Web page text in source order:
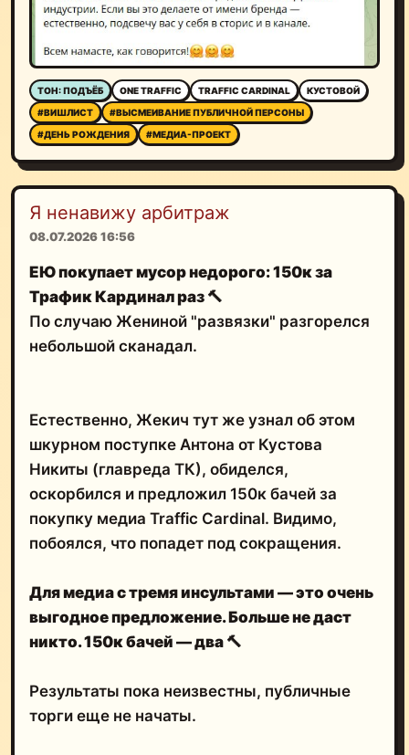
ТОН: ПОДЪЁБ ONE TRAFFIC TRAFFIC CARDINAL
КУСТОВОЙ
#ВИШЛИСТ
#ВЫСМЕИВАНИЕ ПУБЛИЧНОЙ ПЕРСОНЫ
#ДЕНЬ РОЖДЕНИЯ
#МЕДИА-ПРОЕКТ
Я ненавижу арбитраж
08.07.2026 16:56
ЕЮ покупает мусор недорого: 150к за
Трафик Кардинал раз 🔨
По случаю Жениной "развязки" разгорелся
небольшой сканадал.
Естественно, Жекич тут же узнал об этом
шкурном поступке Антона от Кустова
Никиты (главреда ТК), обиделся,
оскорбился и предложил 150к бачей за
покупку медиа Traffic Cardinal. Видимо,
побоялся, что попадет под сокращения.
Для медиа с тремя инсультами — это очень
выгодное предложение. Больше не даст
никто. 150к бачей — два 🔨
Результаты пока неизвестны, публичные
торги еще не начаты.